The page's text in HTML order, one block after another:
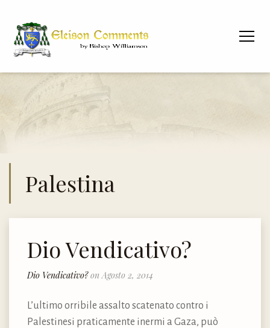
Palestina
Dio Vendicativo?
Dio Vendicativo?on Agosto 2, 2014
L’ultimo orribile assalto scatenato contro i
Palestinesi praticamente inermi a Gaza, può